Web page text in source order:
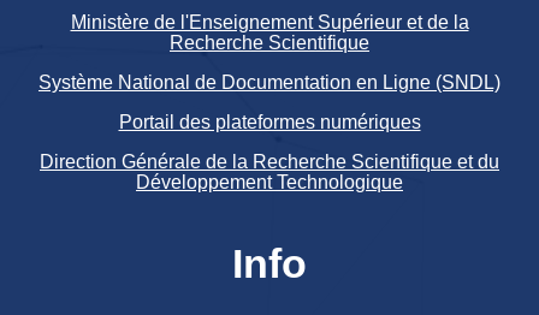
Ministère de l'Enseignement Supérieur et de la
Recherche Scientifique
Système National de Documentation en Ligne (SNDL)
Portail des plateformes numériques
Direction Générale de la Recherche Scientifique et du
Développement Technologique
Info